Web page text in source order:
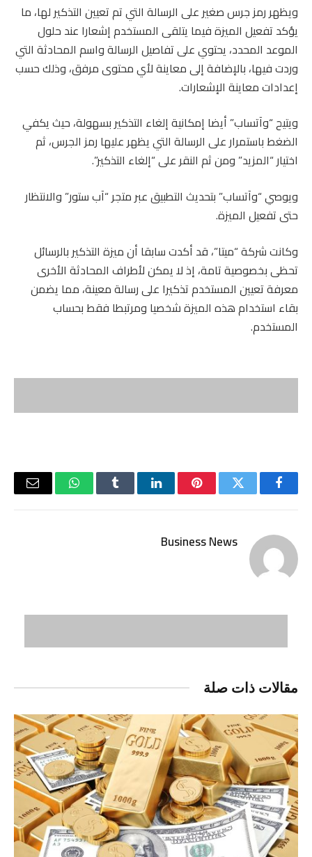
ويظهر رمز جرس صغير على الرسالة التي تم تعيين التذكير لها، ما
يؤكد تفعيل الميزة فيما يتلقى المستخدم إشعارا عند حلول
الموعد المحدد، يحتوي على تفاصيل الرسالة واسم المحادثة التي
وردت فيها، بالإضافة إلى معاينة لأي محتوى مرفق، وذلك حسب
إعدادات معاينة الإشعارات.
ويتيح “وآتساب” أيضا إمكانية إلغاء التذكير بسهولة، حيث يكفي
الضغط باستمرار على الرسالة التي يظهر عليها رمز الجرس، ثم
اختيار “المزيد” ومن ثم النقر على “إلغاء التذكير”.
ويوصي “وآتساب” بتحديث التطبيق عبر متجر “آب ستور” والانتظار
حتى تفعيل الميزة.
وكانت شركة “ميتا”، قد أكدت سابقا أن ميزة التذكير بالرسائل
تحظى بخصوصية تامة، إذ لا يمكن لأطراف المحادثة الأخرى
معرفة تعيين المستخدم تذكيرا على رسالة معينة، مما يضمن
بقاء استخدام هذه الميزة شخصيا ومرتبطا فقط بحساب
المستخدم.
فيسبوكتويتر بينتيريستلينكدإن Tumblr واتسابالبريد
Business News
مقالات ذات صلة